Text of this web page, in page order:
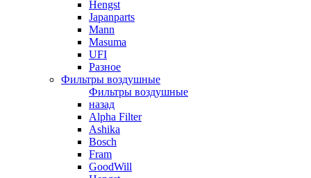
Hengst
Japanparts
Mann
Masuma
UFI
Разное
Фильтры воздушные
Фильтры воздушные
назад
Alpha Filter
Ashika
Bosch
Fram
GoodWill